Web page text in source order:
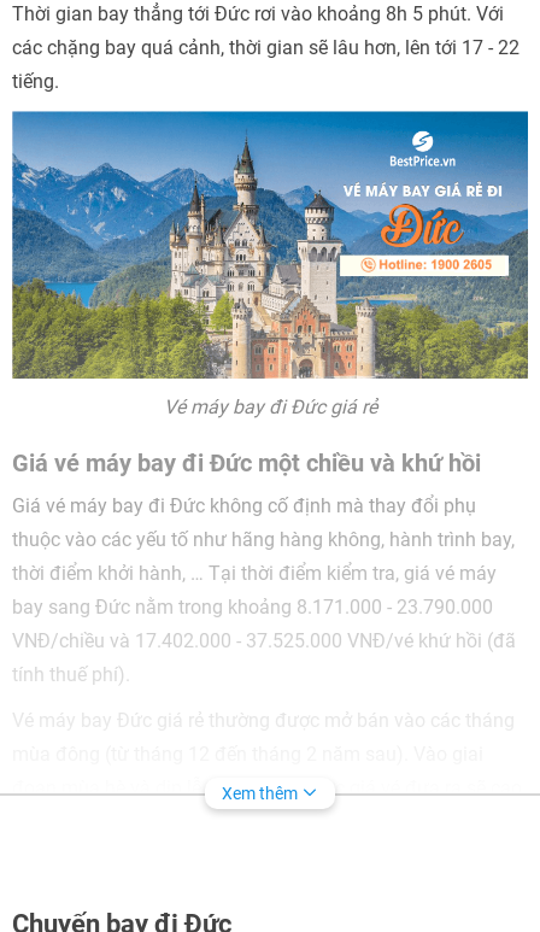
Thời gian bay thẳng tới Đức rơi vào khoảng 8h 5 phút. Với
các chặng bay quá cảnh, thời gian sẽ lâu hơn, lên tới 17 - 22
tiếng.
Vé máy bay đi Đức giá rẻ
Giá vé máy bay đi Đức một chiều và khứ hồi
Giá vé máy bay đi Đức không cố định mà thay đổi phụ
thuộc vào các yếu tố như hãng hàng không, hành trình bay,
thời điểm khởi hành, … Tại thời điểm kiểm tra, giá vé máy
bay sang Đức nằm trong khoảng 8.171.000 - 23.790.000
VNĐ/chiều và 17.402.000 - 37.525.000 VNĐ/vé khứ hồi (đã
tính thuế phí).
Vé máy bay Đức giá rẻ thường được mở bán vào các tháng
đoạn mùa hè và dịp lễ Giáng sinh, mức giá vé đưa ra sẽ cao
Chặng bay
Giá vé một
Xem thêm
Chuyến bay đi Đức